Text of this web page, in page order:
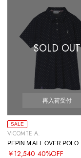
SOLD OUT
再入荷受付
SALE
VICOMTE A.
PEPIN M ALL OVER POLO
￥12,540 40%OFF